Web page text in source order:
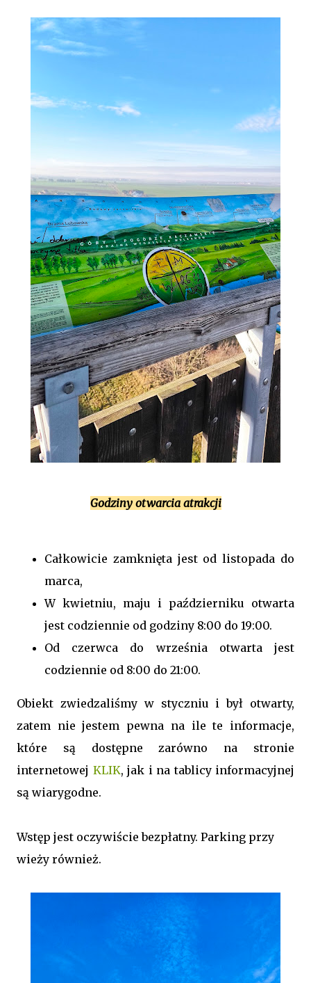
Godziny otwarcia atrakcji
Całkowicie zamknięta jest od listopada do
marca,
W kwietniu, maju i październiku otwarta
jest codziennie od godziny 8:00 do 19:00.
Od czerwca do września otwarta jest
codziennie od 8:00 do 21:00.
Obiekt zwiedzaliśmy w styczniu i był otwarty,
zatem nie jestem pewna na ile te informacje,
które są dostępne zarówno na stronie
internetowej KLIK, jak i na tablicy informacyjnej
są wiarygodne.
Wstęp jest oczywiście bezpłatny. Parking przy
wieży również.